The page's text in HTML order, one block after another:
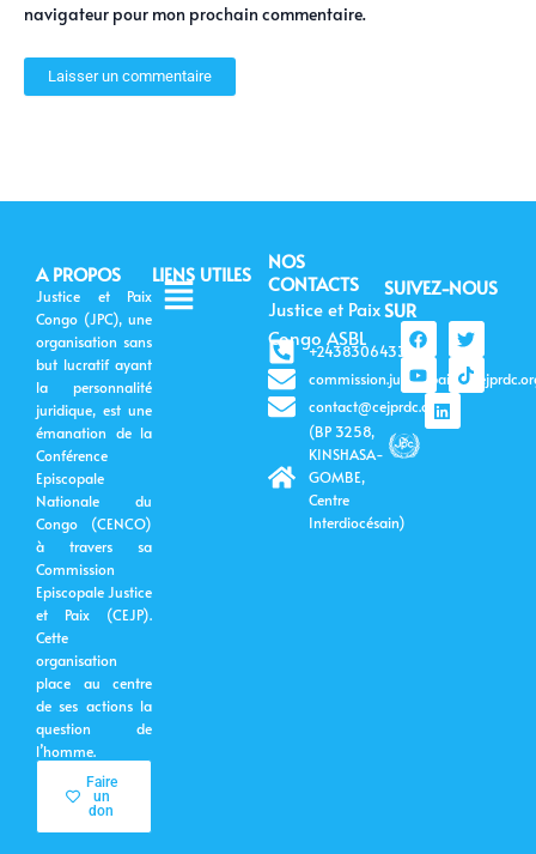
navigateur pour mon prochain commentaire.
A PROPOS
Justice et Paix
Congo (JPC), une
organisation sans
but lucratif ayant
la personnalité
juridique, est une
émanation de la
Conférence
Episcopale
Nationale du
Congo (CENCO)
à travers sa
Commission
Episcopale Justice
et Paix (CEJP).
Cette
organisation
place au centre
de ses actions la
question de
l’homme.
Faire
un
don
LIENS UTILES
Menu
NOS
CONTACTS
Justice et Paix
Congo ASBL
+243830643399
contact@cejprdc.org
(BP 3258,
KINSHASA-
GOMBE,
Centre
Interdiocésain)
SUIVEZ-NOUS
SUR
F
a
c
e
b
o
o
k
T
w
i
t
t
Y
o
u
t
u
b
e
T
i
k
t
o
n
k
e
d
i